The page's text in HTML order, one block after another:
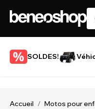
SOLDES!
Accueil / Motos pour